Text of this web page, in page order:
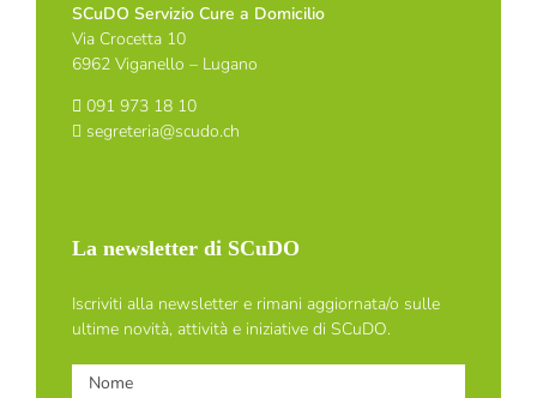
SCuDO Servizio Cure a Domicilio
Via Crocetta 10
6962 Viganello – Lugano
091 973 18 10
segreteria@scudo.ch
La newsletter di SCuDO
Iscriviti alla newsletter e rimani aggiornata/o sulle
ultime novità, attività e iniziative di SCuDO.